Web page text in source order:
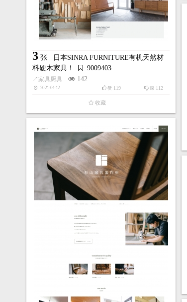
3 张
日本SINRA FURNITURE有机天然材
料硬木家具！
: 9009403
↗家具厨具 142
2021-04-12 踩 112
赞 119
收藏